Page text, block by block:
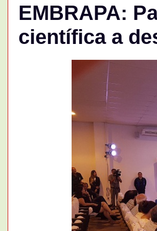
EMBRAPA:
científica a